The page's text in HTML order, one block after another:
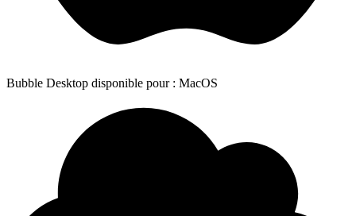
Bubble Desktop disponible pour : MacOS